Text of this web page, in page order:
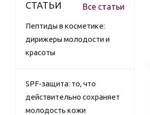
СТАТЬИ Все статьи
Пептиды в косметике:
дирижеры молодости и
красоты
SPF-защита: то, что
действительно сохраняет
молодость кожи